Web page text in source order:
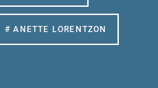
# ANETTE LORENTZON